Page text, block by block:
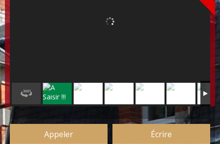
Appeler Écrire